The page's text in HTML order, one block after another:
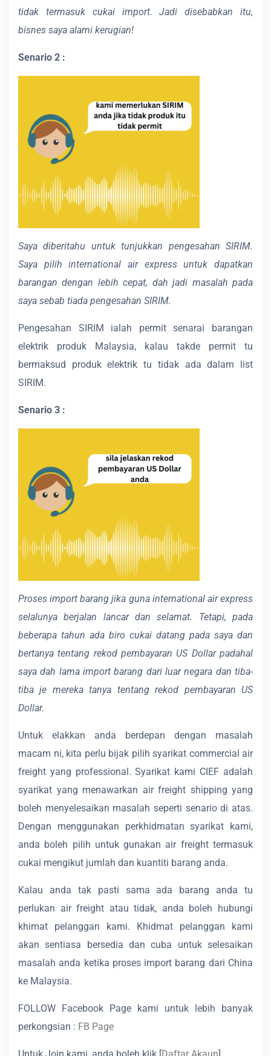
tidak termasuk cukai import. Jadi disebabkan itu,
bisnes saya alami kerugian!
Senario 2 :
Saya diberitahu untuk tunjukkan pengesahan SIRIM.
Saya pilih international air express untuk dapatkan
barangan dengan lebih cepat, dah jadi masalah pada
saya sebab tiada pengesahan SIRIM.
Pengesahan SIRIM ialah permit senarai barangan
elektrik produk Malaysia, kalau takde permit tu
bermaksud produk elektrik tu tidak ada dalam list
SIRIM.
Senario 3 :
Proses import barang jika guna international air express
selalunya berjalan lancar dan selamat. Tetapi, pada
beberapa tahun ada biro cukai datang pada saya dan
bertanya tentang rekod pembayaran US Dollar padahal
saya dah lama import barang dari luar negara dan tiba-
tiba je mereka tanya tentang rekod pembayaran US
Dollar.
Untuk elakkan anda berdepan dengan masalah
macam ni, kita perlu bijak pilih syarikat commercial air
freight yang professional. Syarikat kami CIEF adalah
syarikat yang menawarkan air freight shipping yang
boleh menyelesaikan masalah seperti senario di atas.
Dengan menggunakan perkhidmatan syarikat kami,
anda boleh pilih untuk gunakan air freight termasuk
cukai mengikut jumlah dan kuantiti barang anda.
Kalau anda tak pasti sama ada barang anda tu
perlukan air freight atau tidak, anda boleh hubungi
khimat pelanggan kami. Khidmat pelanggan kami
akan sentiasa bersedia dan cuba untuk selesaikan
masalah anda ketika proses import barang dari China
ke Malaysia.
FOLLOW Facebook Page kami untuk lebih banyak
perkongsian : FB Page